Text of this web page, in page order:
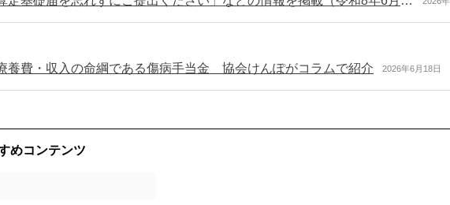
養費・収入の命綱である傷病手当金 協会けんぽがコラムで紹介 2026年6月18日
めコンテンツ